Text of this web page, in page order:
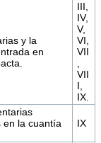
y la
en
III,
IV,
V,
VI,
VII
,
VII
I,
IX.
en la cuantía
IX